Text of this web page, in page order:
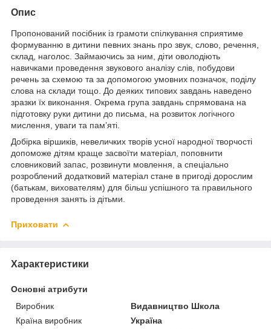
Опис
Пропонований посібник із грамоти спілкування сприятиме
формуванню в дитини певних знань про звук, слово, речення,
склад, наголос. Займаючись за ним, діти оволодіють
навичками проведення звукового аналізу слів, побудови
речень за схемою та за допомогою умовних позначок, поділу
слова на склади тощо. До деяких типових завдань наведено
зразки їх виконання. Окрема група завдань спрямована на
підготовку руки дитини до письма, на розвиток логічного
мислення, уваги та пам’яті.
Добірка віршиків, невеличких творів усної народної творчості
допоможе дітям краще засвоїти матеріал, поповнити
словниковий запас, розвинути мовлення, а спеціально
розроблений додатковий матеріал стане в пригоді дорослим
(батькам, вихователям) для більш успішного та правильного
проведення занять із дітьми.
Приховати
Характеристики
Основні атрибути
Виробник
Видавництво Школа
Країна виробник
Україна